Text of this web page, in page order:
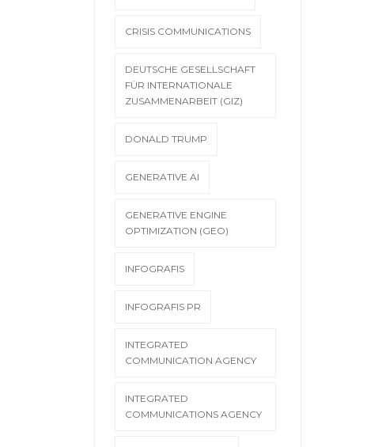
CRISIS COMMUNICATIONS
DEUTSCHE GESELLSCHAFT
FÜR INTERNATIONALE
ZUSAMMENARBEIT (GIZ)
DONALD TRUMP
GENERATIVE AI
GENERATIVE ENGINE
OPTIMIZATION (GEO)
INFOGRAFIS
INFOGRAFIS PR
INTEGRATED
COMMUNICATION AGENCY
INTEGRATED
COMMUNICATIONS AGENCY